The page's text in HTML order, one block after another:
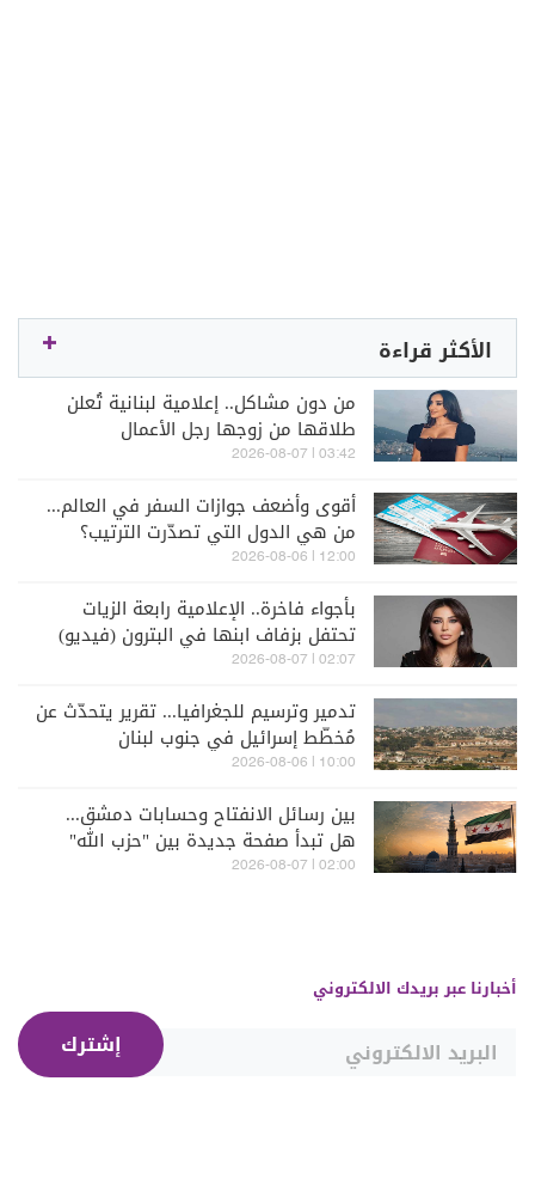
الأكثر قراءة
من دون مشاكل.. إعلامية لبنانية تُعلن
طلاقها من زوجها رجل الأعمال
03:42 | 2026-08-07
أقوى وأضعف جوازات السفر في العالم...
من هي الدول التي تصدّرت الترتيب؟
12:00 | 2026-08-06
بأجواء فاخرة.. الإعلامية رابعة الزيات
تحتفل بزفاف ابنها في البترون (فيديو)
02:07 | 2026-08-07
تدمير وترسيم للجغرافيا... تقرير يتحدّث عن
مُخطّط إسرائيل في جنوب لبنان
10:00 | 2026-08-06
بين رسائل الانفتاح وحسابات دمشق...
هل تبدأ صفحة جديدة بين "حزب الله"
وسوريا - الشرع؟
02:00 | 2026-08-07
أخبارنا عبر بريدك الالكتروني
إشترك